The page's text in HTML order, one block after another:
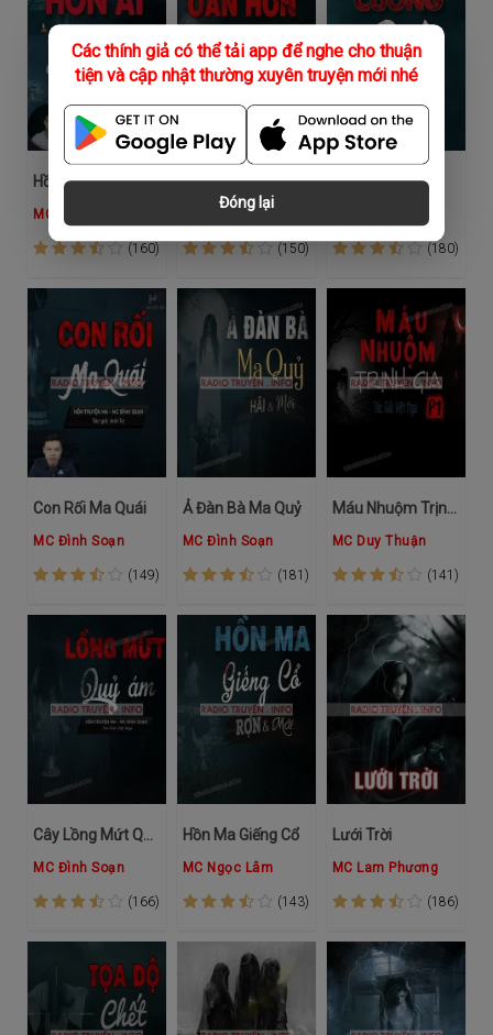
Các thính giả có thể tải app để nghe cho thuận
tiện và cập nhật thường xuyên truyện mới nhé
Đóng lại
Hồn Ai Báo Oán
MC Đình Soạn
(160)
Oan Hồn Thôn Nữ
MC Đình Soạn
(150)
Cuồng Sát
(180)
Con Rối Ma Quái
MC Đình Soạn
(149)
Ả Đàn Bà Ma Quỷ
MC Đình Soạn
(181)
Máu Nhuộm Trịnh Gia
MC Duy Thuận
(141)
Cây Lồng Mứt Quỷ Ám
MC Đình Soạn
(166)
Hồn Ma Giếng Cổ
MC Ngọc Lâm
(143)
Lưới Trời
MC Lam Phương
(186)